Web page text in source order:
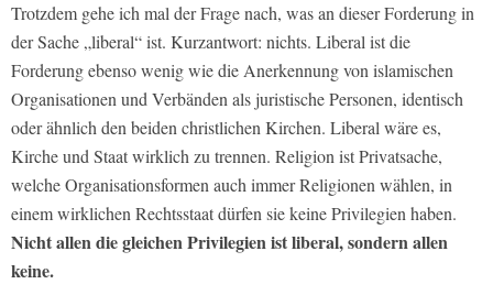
Trotzdem gehe ich mal der Frage nach, was an dieser Forderung in
der Sache „liberal“ ist. Kurzantwort: nichts. Liberal ist die
Forderung ebenso wenig wie die Anerkennung von islamischen
Organisationen und Verbänden als juristische Personen, identisch
oder ähnlich den beiden christlichen Kirchen. Liberal wäre es,
Kirche und Staat wirklich zu trennen. Religion ist Privatsache,
welche Organisationsformen auch immer Religionen wählen, in
einem wirklichen Rechtsstaat dürfen sie keine Privilegien haben.
Nicht allen die gleichen Privilegien ist liberal, sondern allen
keine.